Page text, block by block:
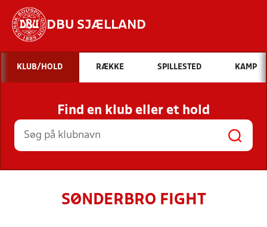
DBU SJÆLLAND
Hvad vil du søge efter?
INDHOLD OG NYHEDER
STILLINGER, RESULTATER, KLUBBER OG
HOLD
KLUB/HOLD RÆKKE SPILLESTED KAMP
Find en klub eller et hold
SØNDERBRO FIGHT